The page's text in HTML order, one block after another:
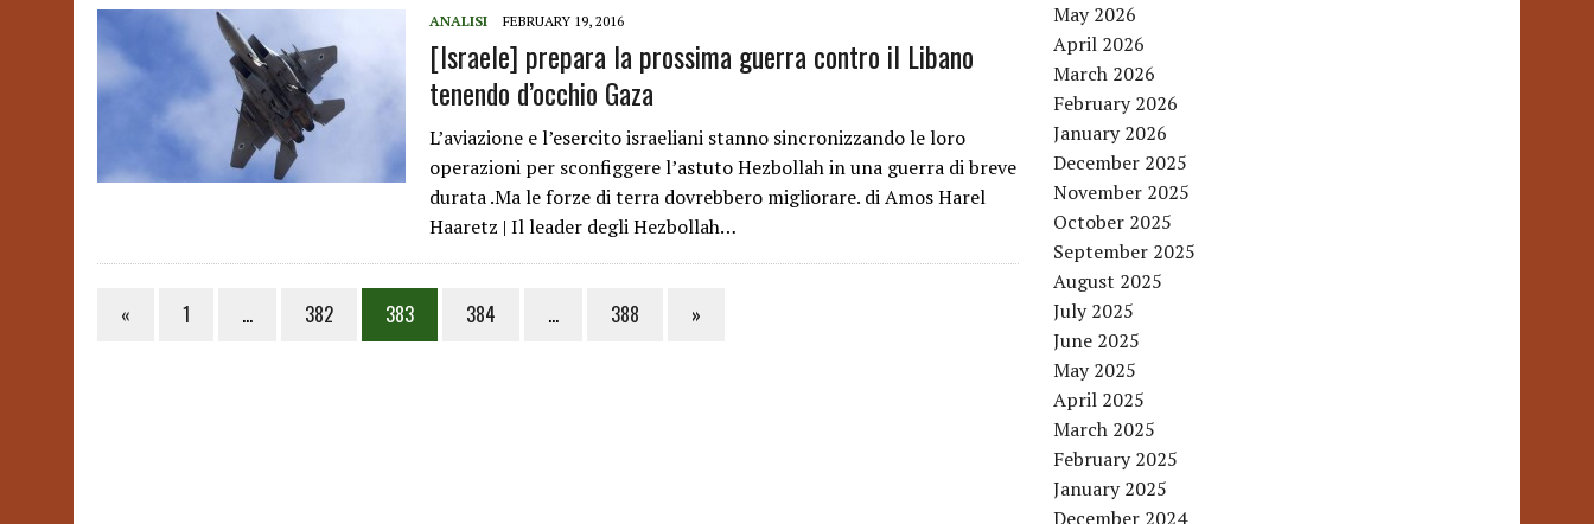
ANALISI FEBRUARY 19, 2016
[Israele] prepara la prossima guerra contro il Libano
tenendo d’occhio Gaza
L’aviazione e l’esercito israeliani stanno sincronizzando le loro
operazioni per sconfiggere l’astuto Hezbollah in una guerra di breve
durata .Ma le forze di terra dovrebbero migliorare. di Amos Harel
Haaretz | Il leader degli Hezbollah…
« 1 … 382 383 384 … 388 »
May 2026
April 2026
March 2026
February 2026
January 2026
December 2025
November 2025
October 2025
September 2025
August 2025
July 2025
June 2025
May 2025
April 2025
March 2025
February 2025
January 2025
December 2024